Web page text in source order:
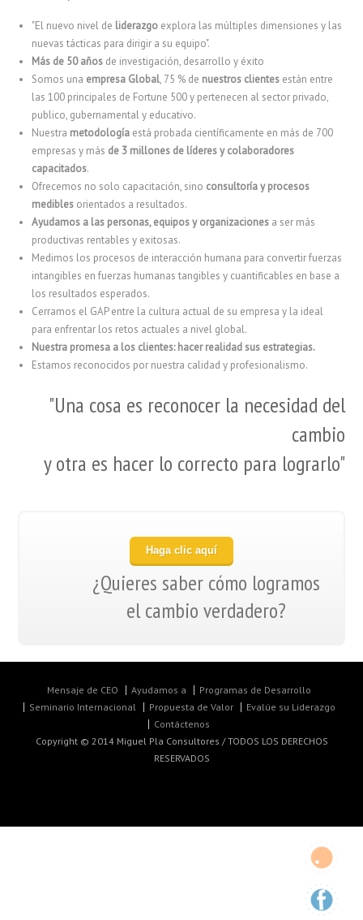
"El nuevo nivel de liderazgo explora las múltiples dimensiones y las
nuevas tácticas para dirigir a su equipo".
Más de 50 años de investigación, desarrollo y éxito
Somos una empresa Global, 75 % de nuestros clientes están entre
las 100 principales de Fortune 500 y pertenecen al sector privado,
publico, gubernamental y educativo.
Nuestra metodología está probada científicamente en más de 700
empresas y más de 3 millones de líderes y colaboradores
capacitados.
Ofrecemos no solo capacitación, sino consultoría y procesos
medibles orientados a resultados.
Ayudamos a las personas, equipos y organizaciones a ser más
productivas rentables y exitosas.
Medimos los procesos de interacción humana para convertir fuerzas
intangibles en fuerzas humanas tangibles y cuantificables en base a
los resultados esperados.
Cerramos el GAP entre la cultura actual de su empresa y la ideal
para enfrentar los retos actuales a nivel global.
Nuestra promesa a los clientes: hacer realidad sus estrategias.
Estamos reconocidos por nuestra calidad y profesionalismo.
"Una cosa es reconocer la necesidad del
cambio
y otra es hacer lo correcto para lograrlo"
Haga clic aquí
¿Quieres saber cómo logramos
el cambio verdadero?
Mensaje de CEO Ayudamos a
Programas de Desarrollo
Seminario Internacional
Propuesta de Valor
Evalúe su Liderazgo
Contáctenos
Copyright © 2014 Miguel Pla Consultores / TODOS LOS DERECHOS
RESERVADOS